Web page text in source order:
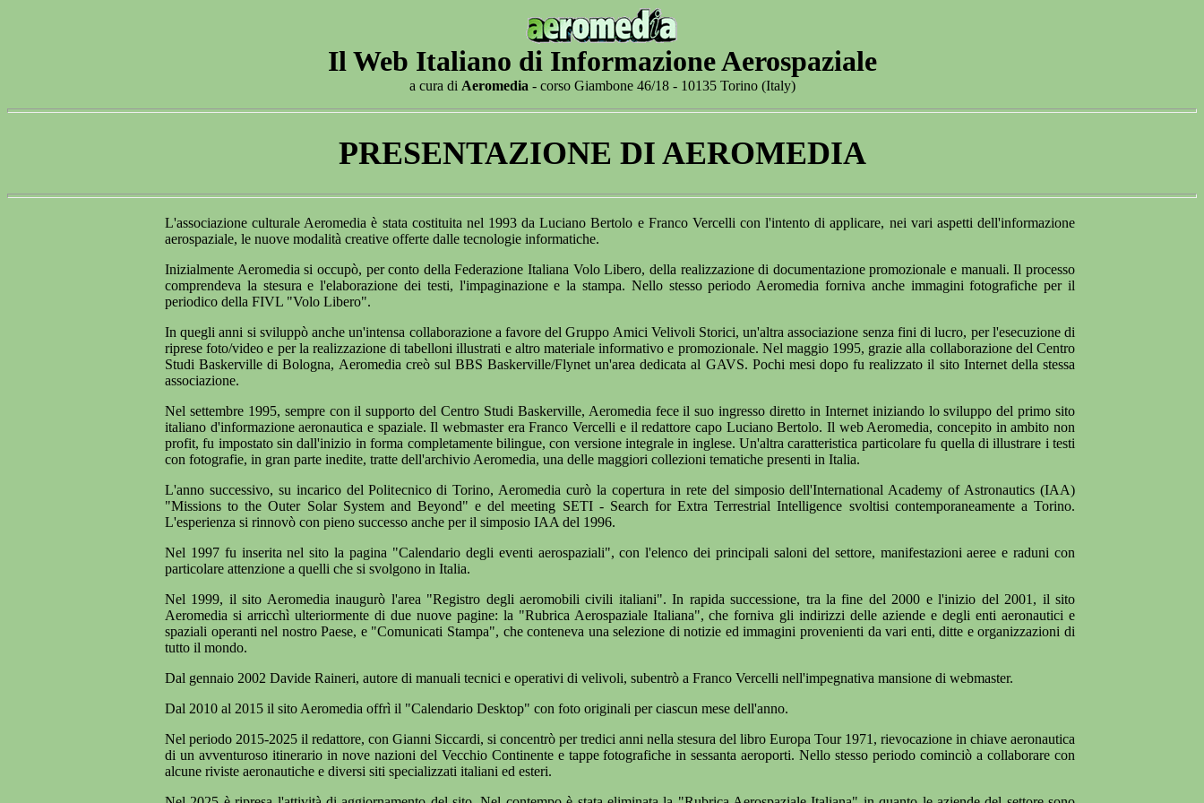
Il Web Italiano di Informazione Aerospaziale
a cura di Aeromedia - corso Giambone 46/18 - 10135 Torino (Italy)
PRESENTAZIONE DI AEROMEDIA
L'associazione culturale Aeromedia è stata costituita nel 1993 da Luciano Bertolo e Franco Vercelli con l'intento di applicare, nei vari aspetti dell'informazione
aerospaziale, le nuove modalità creative offerte dalle tecnologie informatiche.
Inizialmente Aeromedia si occupò, per conto della Federazione Italiana Volo Libero, della realizzazione di documentazione promozionale e manuali. Il processo
comprendeva la stesura e l'elaborazione dei testi, l'impaginazione e la stampa. Nello stesso periodo Aeromedia forniva anche immagini fotografiche per il
periodico della FIVL "Volo Libero".
In quegli anni si sviluppò anche un'intensa collaborazione a favore del Gruppo Amici Velivoli Storici, un'altra associazione senza fini di lucro, per l'esecuzione di
riprese foto/video e per la realizzazione di tabelloni illustrati e altro materiale informativo e promozionale. Nel maggio 1995, grazie alla collaborazione del Centro
Studi Baskerville di Bologna, Aeromedia creò sul BBS Baskerville/Flynet un'area dedicata al GAVS. Pochi mesi dopo fu realizzato il sito Internet della stessa
associazione.
Nel settembre 1995, sempre con il supporto del Centro Studi Baskerville, Aeromedia fece il suo ingresso diretto in Internet iniziando lo sviluppo del primo sito
italiano d'informazione aeronautica e spaziale. Il webmaster era Franco Vercelli e il redattore capo Luciano Bertolo. Il web Aeromedia, concepito in ambito non
profit, fu impostato sin dall'inizio in forma completamente bilingue, con versione integrale in inglese. Un'altra caratteristica particolare fu quella di illustrare i testi
con fotografie, in gran parte inedite, tratte dell'archivio Aeromedia, una delle maggiori collezioni tematiche presenti in Italia.
L'anno successivo, su incarico del Politecnico di Torino, Aeromedia curò la copertura in rete del simposio dell'International Academy of Astronautics (IAA)
"Missions to the Outer Solar System and Beyond" e del meeting SETI - Search for Extra Terrestrial Intelligence svoltisi contemporaneamente a Torino.
L'esperienza si rinnovò con pieno successo anche per il simposio IAA del 1996.
Nel 1997 fu inserita nel sito la pagina "Calendario degli eventi aerospaziali", con l'elenco dei principali saloni del settore, manifestazioni aeree e raduni con
particolare attenzione a quelli che si svolgono in Italia.
Nel 1999, il sito Aeromedia inaugurò l'area "Registro degli aeromobili civili italiani". In rapida successione, tra la fine del 2000 e l'inizio del 2001, il sito
Aeromedia si arricchì ulteriormente di due nuove pagine: la "Rubrica Aerospaziale Italiana", che forniva gli indirizzi delle aziende e degli enti aeronautici e
spaziali operanti nel nostro Paese, e "Comunicati Stampa", che conteneva una selezione di notizie ed immagini provenienti da vari enti, ditte e organizzazioni di
tutto il mondo.
Dal gennaio 2002 Davide Raineri, autore di manuali tecnici e operativi di velivoli, subentrò a Franco Vercelli nell'impegnativa mansione di webmaster.
Dal 2010 al 2015 il sito Aeromedia offrì il "Calendario Desktop" con foto originali per ciascun mese dell'anno.
Nel periodo 2015-2025 il redattore, con Gianni Siccardi, si concentrò per tredici anni nella stesura del libro Europa Tour 1971, rievocazione in chiave aeronautica
di un avventuroso itinerario in nove nazioni del Vecchio Continente e tappe fotografiche in sessanta aeroporti. Nello stesso periodo cominciò a collaborare con
alcune riviste aeronautiche e diversi siti specializzati italiani ed esteri.